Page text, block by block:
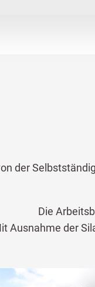
der
Die
Ausnahme der